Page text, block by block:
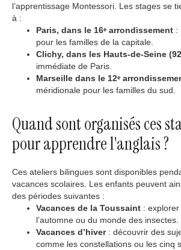
l’apprentissage Montessori. Les stages se
à :
Paris, dans le 16ᵉ arrondissement :
pour les familles de la capitale.
Clichy, dans les Hauts-de-Seine
immédiate de Paris.
Marseille dans le 12ᵉ
méridionale pour les familles du sud.
Quand sont organisés ces
pour apprendre l'anglais ?
Ces ateliers bilingues sont disponibles
vacances scolaires. Les enfants peuvent
des périodes suivantes :
Vacances de la Toussaint :
l’automne ou du monde des insectes.
Vacances d’hiver: découvrir des
comme les constellations ou les cinq